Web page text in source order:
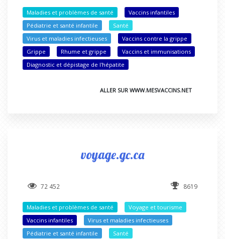
Maladies et problèmes de santé
Vaccins infantiles
Pédiatrie et santé infantile
Santé
Virus et maladies infectieuses
Vaccins contre la grippe
Grippe
Rhume et grippe
Vaccins et immunisations
Diagnostic et dépistage de l'hépatite
ALLER SUR WWW.MESVACCINS.NET
voyage.gc.ca
72 452 8619
Maladies et problèmes de santé
Voyage et tourisme
Vaccins infantiles
Virus et maladies infectieuses
Pédiatrie et santé infantile
Santé